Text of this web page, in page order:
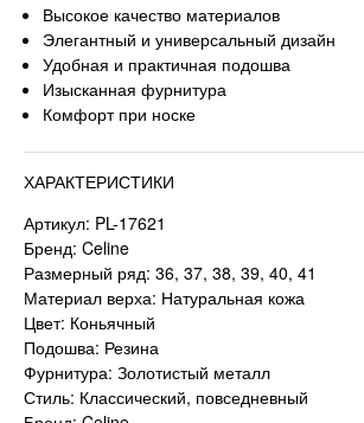
Высокое качество материалов
Элегантный и универсальный дизайн
Удобная и практичная подошва
Изысканная фурнитура
Комфорт при носке
ХАРАКТЕРИСТИКИ
Артикул: PL-17621
Бренд: Celine
Размерный ряд: 36, 37, 38, 39, 40, 41
Материал верха: Натуральная кожа
Цвет: Коньячный
Подошва: Резина
Фурнитура: Золотистый металл
Стиль: Классический, повседневный